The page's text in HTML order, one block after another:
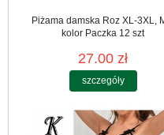
Piżama damska Roz XL-3XL,
kolor Paczka 12 szt
27.00 zł
szczegóły